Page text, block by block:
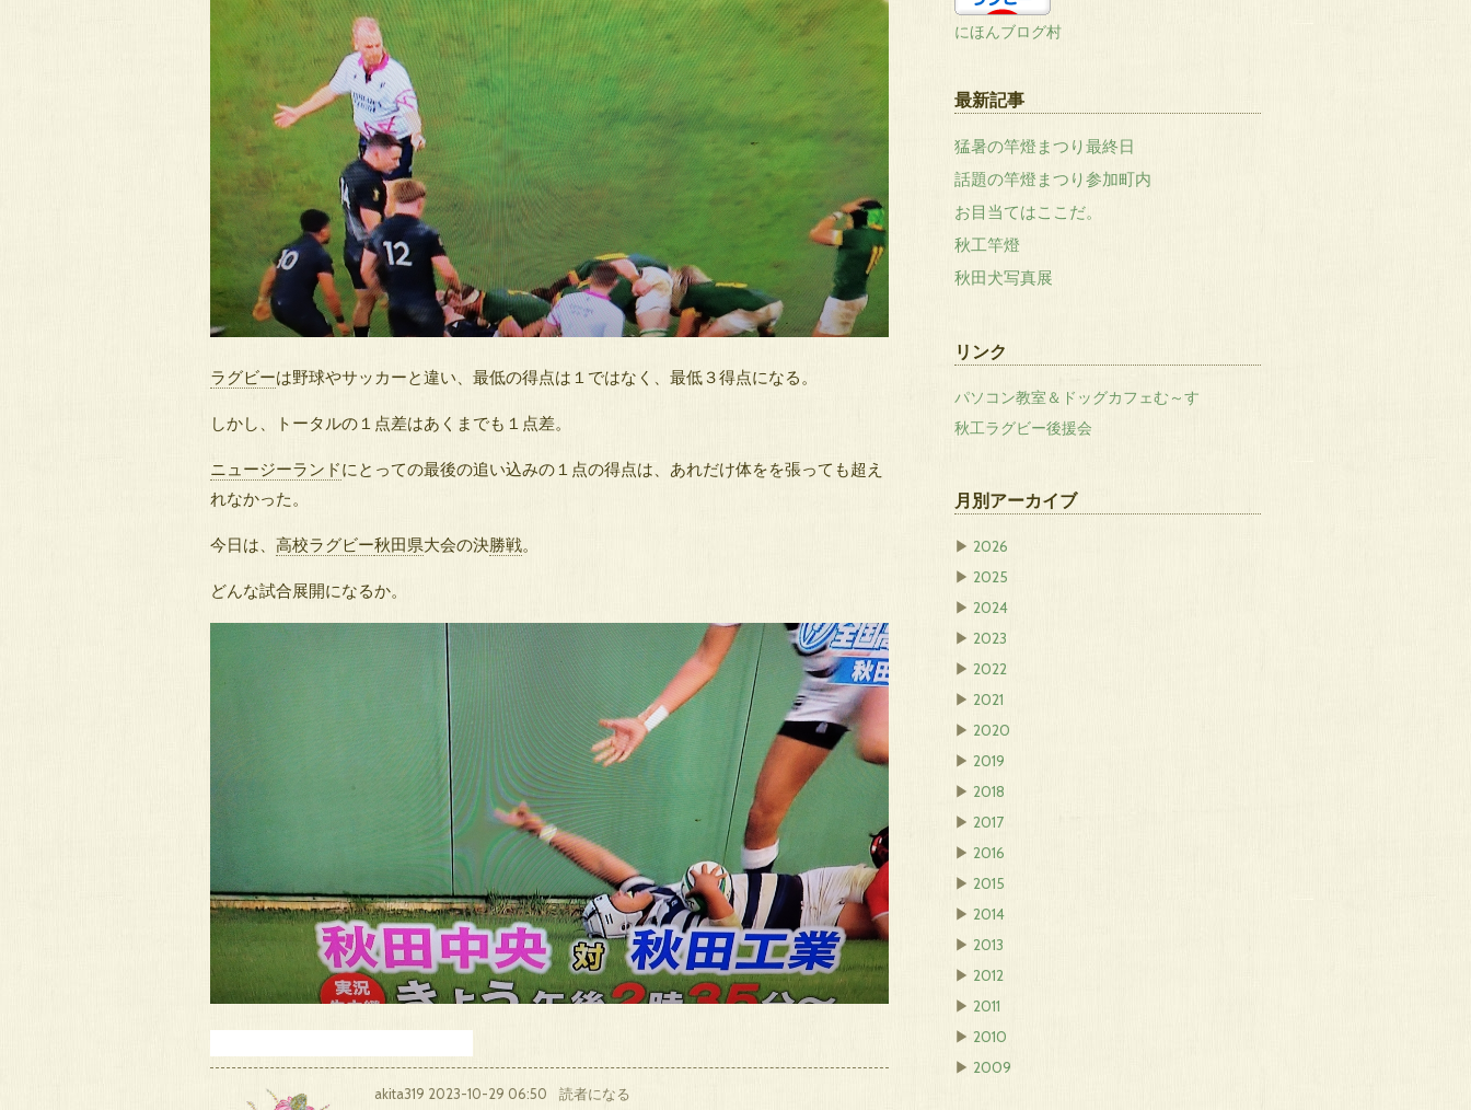
ラグビーは野球やサッカーと違い、最低の得点は１ではなく、最低３得点になる。
しかし、トータルの１点差はあくまでも１点差。
ニュージーランドにとっての最後の追い込みの１点の得点は、あれだけ体をを張っても超え
れなかった。
今日は、 高校ラグビー秋田県大会の決勝戦。
どんな試合展開になるか。
akita319 2023-10-29 06:50 読者になる
にほんブログ村
最新記事
猛暑の竿燈まつり最終日
話題の竿燈まつり参加町内
お目当てはここだ。
秋工竿燈
秋田犬写真展
リンク
パソコン教室＆ドッグカフェむ～す
秋工ラグビー後援会
月別アーカイブ
▶ 2026
▶ 2025
▶ 2024
▶ 2023
▶ 2022
▶ 2021
▶ 2020
▶ 2019
▶ 2018
▶ 2017
▶ 2016
▶ 2015
▶ 2014
▶ 2013
▶ 2012
▶ 2011
▶ 2010
▶ 2009